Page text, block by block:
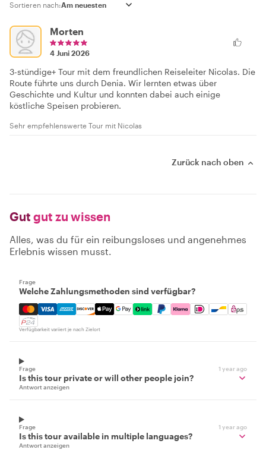
Sortieren nach:
Morten
4 Juni 2026
3-stündige+ Tour mit dem freundlichen Reiseleiter Nicolas. Die
Route führte uns durch Denia. Wir lernten etwas über
Geschichte und Kultur und konnten dabei auch einige
köstliche Speisen probieren.
Sehr empfehlenswerte Tour mit Nicolas
Zurück nach oben
Gut gut zu wissen
Alles, was du für ein reibungsloses und angenehmes
Erlebnis wissen musst.
Frage
Welche Zahlungsmethoden sind verfügbar?
Mastercard, Visa, Amex, Discover, Apple Pay, Google
Verfügbarkeit variiert je nach Zielort
Frage 1 year ago
Is this tour private or will other people join?
Antwort anzeigen
Frage 1 year ago
Is this tour available in multiple languages?
Antwort anzeigen